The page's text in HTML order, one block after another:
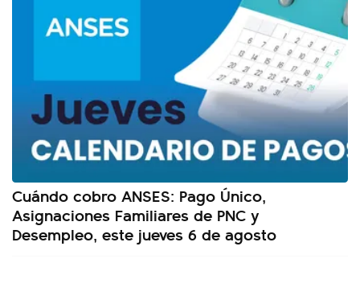
Cuándo cobro ANSES: Pago Único,
Asignaciones Familiares de PNC y
Desempleo, este jueves 6 de agosto